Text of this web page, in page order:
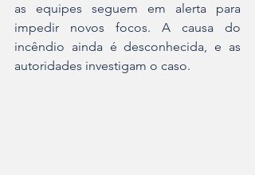
as equipes seguem em alerta para
impedir novos focos. A causa do
incêndio ainda é desconhecida, e as
autoridades investigam o caso.